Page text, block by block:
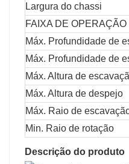
Largura do chassi
FAIXA DE OPERAÇÃO
Máx. Profundidade de
Máx. Profundidade de
Máx. Altura de
Máx. Altura de despejo
Máx. Raio de
Min. Raio de rotação
Descrição do produto